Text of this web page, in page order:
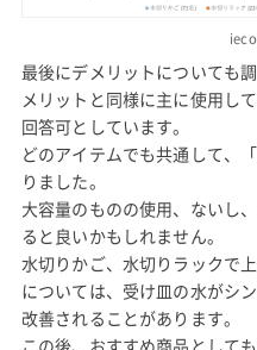
最後にデメリットについても調
メリットと同様に主に使用し
回答可としています。
どのアイテムでも共通して、
りました。
大容量のものの使用、ないし
ると良いかもしれません。
水切りかご、水切りラックで
については、受け皿の水がシ
改善されることがあります。